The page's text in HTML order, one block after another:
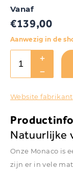
Vanaf
€139,00
Aanwezig in de
Website fabrikant
Natuurlijke
Onze Monaco is
zijn er in vele